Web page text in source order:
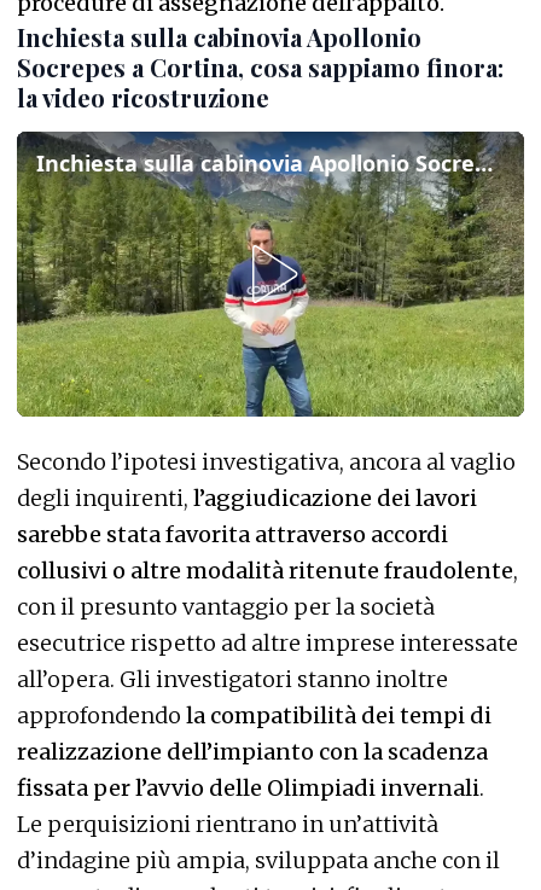
Inchiesta sulla cabinovia Apollonio
Socrepes a Cortina, cosa sappiamo finora:
la video ricostruzione
Inchiesta sulla cabinovia Apollonio Socrepes a Cortina, cosa sappiamo finora: la video ricostruzione
Secondo l’ipotesi investigativa, ancora al vaglio
degli inquirenti, l’aggiudicazione dei lavori
sarebbe stata favorita attraverso accordi
collusivi o altre modalità ritenute fraudolente,
con il presunto vantaggio per la società
esecutrice rispetto ad altre imprese interessate
all’opera. Gli investigatori stanno inoltre
approfondendo la compatibilità dei tempi di
realizzazione dell’impianto con la scadenza
fissata per l’avvio delle Olimpiadi invernali.
Le perquisizioni rientrano in un’attività
d’indagine più ampia, sviluppata anche con il